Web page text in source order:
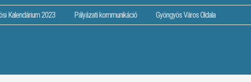
Kalendárium 2023 Pályázati kommunikáció Gyöngyös Város Oldala